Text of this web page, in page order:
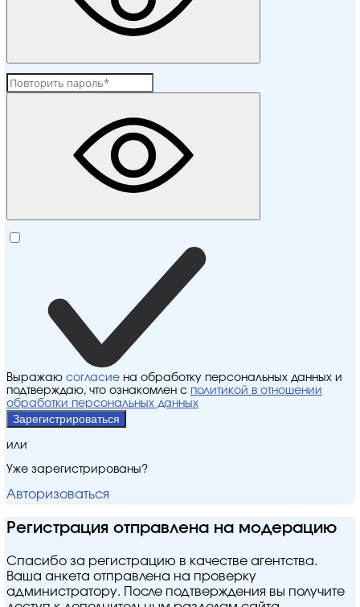
Выражаю согласие на обработку персональных данных и
подтверждаю, что ознакомлен с политикой в отношении
обработки персональных данных
Зарегистрироваться
или
Уже зарегистрированы?
Авторизоваться
Регистрация отправлена на модерацию
Спасибо за регистрацию в качестве агентства.
Ваша анкета отправлена на проверку
администратору. После подтверждения вы получите